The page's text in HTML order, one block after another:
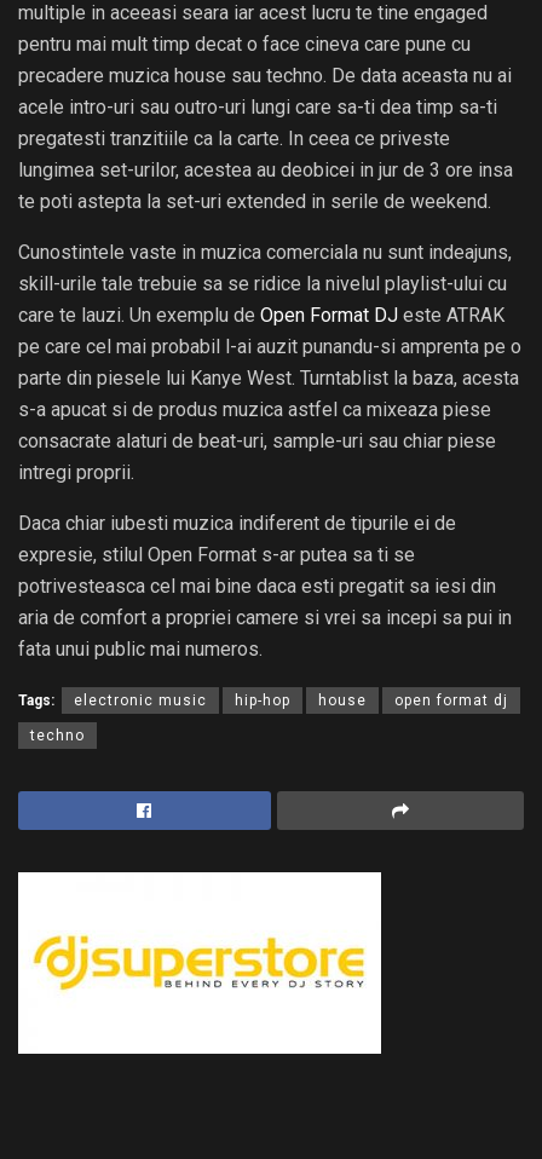
multiple in aceeasi seara iar acest lucru te tine engaged
pentru mai mult timp decat o face cineva care pune cu
precadere muzica house sau techno. De data aceasta nu ai
acele intro-uri sau outro-uri lungi care sa-ti dea timp sa-ti
pregatesti tranzitiile ca la carte. In ceea ce priveste
lungimea set-urilor, acestea au deobicei in jur de 3 ore insa
te poti astepta la set-uri extended in serile de weekend.
Cunostintele vaste in muzica comerciala nu sunt indeajuns,
skill-urile tale trebuie sa se ridice la nivelul playlist-ului cu
care te lauzi. Un exemplu de Open Format DJ este ATRAK
pe care cel mai probabil l-ai auzit punandu-si amprenta pe o
parte din piesele lui Kanye West. Turntablist la baza, acesta
s-a apucat si de produs muzica astfel ca mixeaza piese
consacrate alaturi de beat-uri, sample-uri sau chiar piese
intregi proprii.
Daca chiar iubesti muzica indiferent de tipurile ei de
expresie, stilul Open Format s-ar putea sa ti se
potrivesteasca cel mai bine daca esti pregatit sa iesi din
aria de comfort a propriei camere si vrei sa incepi sa pui in
fata unui public mai numeros.
Tags: electronic music hip-hop house open format dj
techno